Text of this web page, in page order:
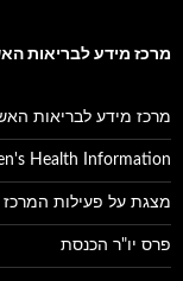
מרכז מידע לבריאות
מרכז מידע לבריאות
Health Information
מצגת על פעילות המרכז
פרס יו"ר הכנסת